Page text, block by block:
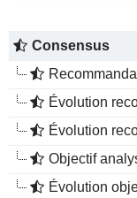
Consensus
Évolution
Évolution
Objectif
Évolution objectif